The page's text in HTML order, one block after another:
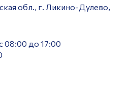
обл., г. Ликино-Дулево,
08:00 до 17:00